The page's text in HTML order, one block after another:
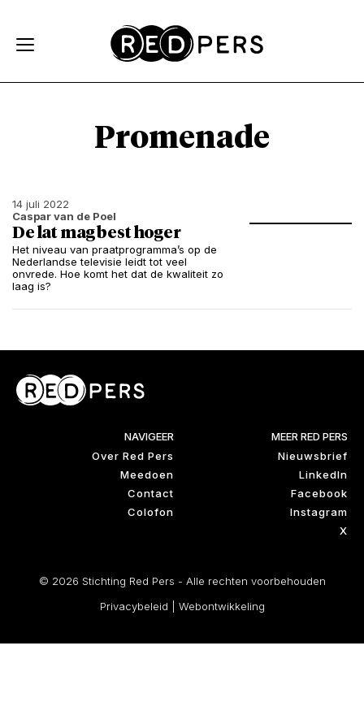
Promenade
14 juli 2022
Caspar van de Poel
De lat mag best hoger
Het niveau van praatprogramma’s op de
Nederlandse televisie leidt tot veel
onvrede. Hoe komt het dat de kwaliteit zo
laag is?
NAVIGEER
Over Red Pers
Meedoen
Contact
Colofon
MEER RED PERS
Nieuwsbrief
LinkedIn
Facebook
Instagram
X
© 2026 Stichting Red Pers - Alle rechten voorbehouden
Privacybeleid
Webontwikkeling